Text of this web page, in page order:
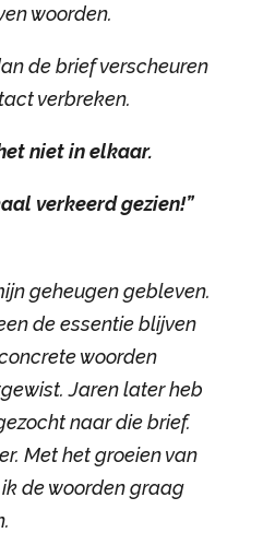
woorden.
de brief verscheuren
verbreken.
niet in elkaar.
verkeerd gezien!”
geheugen gebleven.
de essentie blijven
woorden
Jaren later heb
naar die brief.
Met het groeien van
de woorden graag